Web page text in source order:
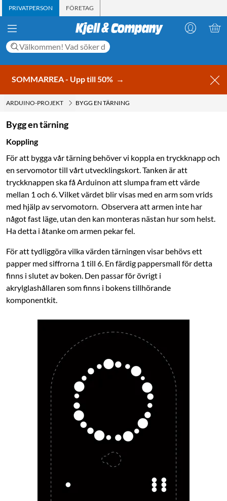
PRIVATPERSON FÖRETAG
SOMMARREA - Upp till 50% →
ARDUINO-PROJEKT BYGG EN TÄRNING
Bygg en tärning
Koppling
För att bygga vår tärning behöver vi koppla en tryckknapp och
en servomotor till vårt utvecklingskort. Tanken är att
tryckknappen ska få Arduinon att slumpa fram ett värde
mellan 1 och 6. Vilket värdet blir visas med en arm som vrids
med hjälp av servomotorn. Observera att armen inte har
något fast läge, utan den kan monteras nästan hur som helst.
Ha detta i åtanke om armen pekar fel.
För att tydliggöra vilka värden tärningen visar behövs ett
papper med siffrorna 1 till 6. En färdig pappersmall för detta
finns i slutet av boken. Den passar för övrigt i
akrylglashållaren som finns i bokens tillhörande
komponentkit.